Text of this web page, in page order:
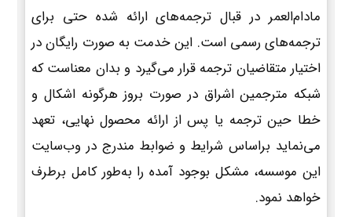
مادام‌العمر در قبال ترجمه‌های ارائه شده حتی برای
ترجمه‌های رسمی است. این خدمت به صورت رایگان در
اختیار متقاضیان ترجمه قرار می‌گیرد و بدان معناست که
شبکه مترجمین اشراق در صورت بروز هرگونه اشکال و
خطا حین ترجمه یا پس از ارائه محصول نهایی، تعهد
می‌نماید براساس شرایط و ضوابط مندرج در وب‌سایت
این موسسه، مشکل بوجود آمده را به‌طور کامل برطرف
خواهد نمود.